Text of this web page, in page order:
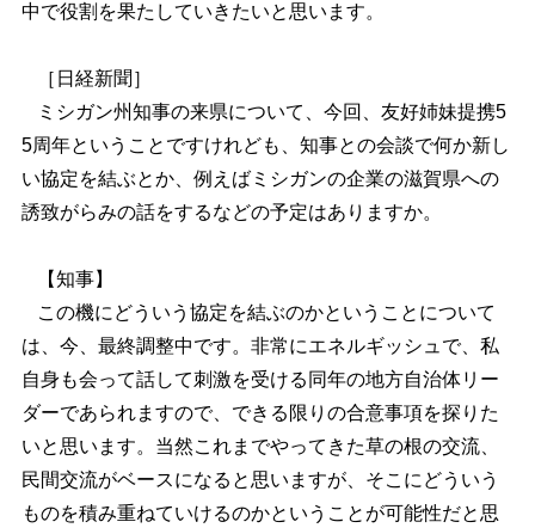
中で役割を果たしていきたいと思います。
［日経新聞］
ミシガン州知事の来県について、今回、友好姉妹提携5
5周年ということですけれども、知事との会談で何か新し
い協定を結ぶとか、例えばミシガンの企業の滋賀県への
誘致がらみの話をするなどの予定はありますか。
【知事】
この機にどういう協定を結ぶのかということについて
は、今、最終調整中です。非常にエネルギッシュで、私
自身も会って話して刺激を受ける同年の地方自治体リー
ダーであられますので、できる限りの合意事項を探りた
いと思います。当然これまでやってきた草の根の交流、
民間交流がベースになると思いますが、そこにどういう
ものを積み重ねていけるのかということが可能性だと思